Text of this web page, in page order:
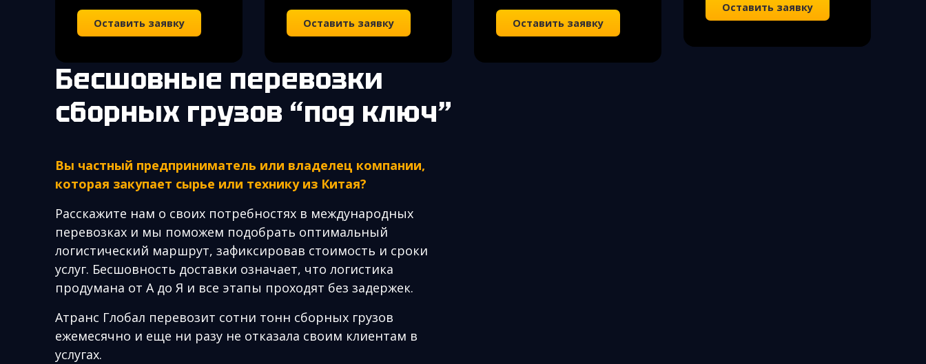
Оставить заявку Оставить заявку Оставить заявку
Оставить заявку
Бесшовные перевозки
сборных грузов “под ключ”
Вы частный предприниматель или владелец компании,
которая закупает сырье или технику из Китая?
Расскажите нам о своих потребностях в международных
перевозках и мы поможем подобрать оптимальный
логистический маршрут, зафиксировав стоимость и сроки
услуг. Бесшовность доставки означает, что логистика
продумана от А до Я и все этапы проходят без задержек.
Атранс Глобал перевозит сотни тонн сборных грузов
ежемесячно и еще ни разу не отказала своим клиентам в
услугах.